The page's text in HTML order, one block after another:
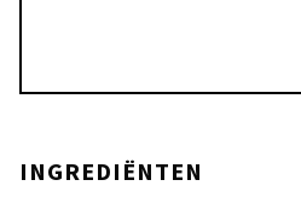
INGREDIËNTEN